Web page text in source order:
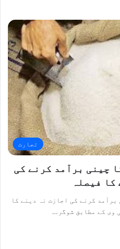
تجارت
چینی برآمد کرنے کی
کا فیصلہ
کرنے کی اجازت نہ دینے کا
وی کے مطابق شوگر…